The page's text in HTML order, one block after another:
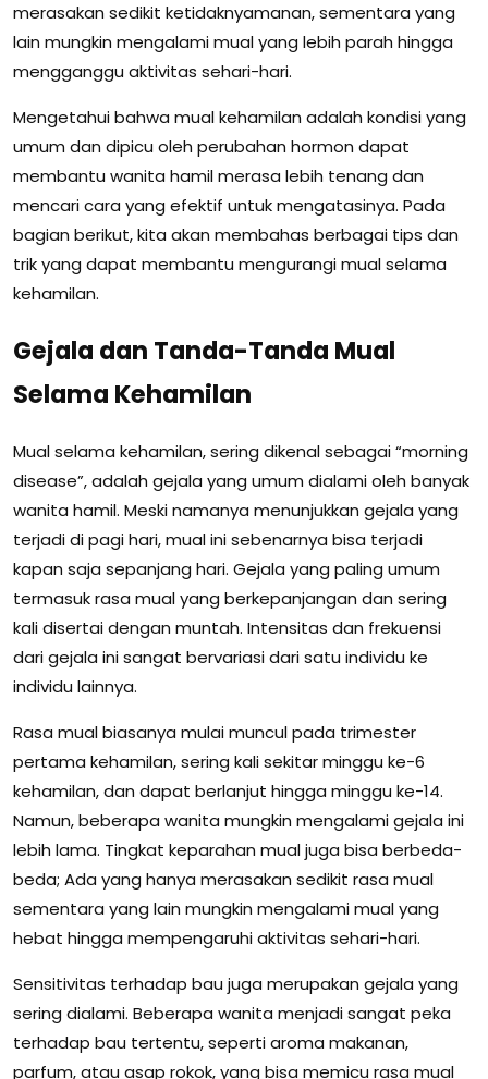
merasakan sedikit ketidaknyamanan, sementara yang
lain mungkin mengalami mual yang lebih parah hingga
mengganggu aktivitas sehari-hari.
Mengetahui bahwa mual kehamilan adalah kondisi yang
umum dan dipicu oleh perubahan hormon dapat
membantu wanita hamil merasa lebih tenang dan
mencari cara yang efektif untuk mengatasinya. Pada
bagian berikut, kita akan membahas berbagai tips dan
trik yang dapat membantu mengurangi mual selama
kehamilan.
Gejala dan Tanda-Tanda Mual
Selama Kehamilan
Mual selama kehamilan, sering dikenal sebagai “morning
disease”, adalah gejala yang umum dialami oleh banyak
wanita hamil. Meski namanya menunjukkan gejala yang
terjadi di pagi hari, mual ini sebenarnya bisa terjadi
kapan saja sepanjang hari. Gejala yang paling umum
termasuk rasa mual yang berkepanjangan dan sering
kali disertai dengan muntah. Intensitas dan frekuensi
dari gejala ini sangat bervariasi dari satu individu ke
individu lainnya.
Rasa mual biasanya mulai muncul pada trimester
pertama kehamilan, sering kali sekitar minggu ke-6
kehamilan, dan dapat berlanjut hingga minggu ke-14.
Namun, beberapa wanita mungkin mengalami gejala ini
lebih lama. Tingkat keparahan mual juga bisa berbeda-
beda; Ada yang hanya merasakan sedikit rasa mual
sementara yang lain mungkin mengalami mual yang
hebat hingga mempengaruhi aktivitas sehari-hari.
Sensitivitas terhadap bau juga merupakan gejala yang
sering dialami. Beberapa wanita menjadi sangat peka
terhadap bau tertentu, seperti aroma makanan,
parfum, atau asap rokok, yang bisa memicu rasa mual